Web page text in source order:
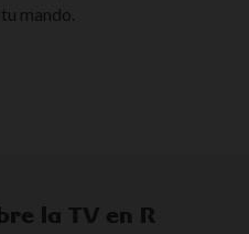
mando.
la TV en R